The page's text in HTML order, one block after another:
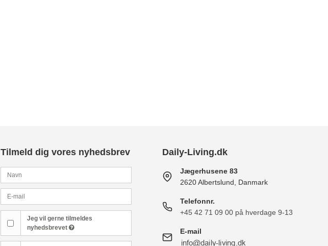
Tilmeld dig vores nyhedsbrev
Jeg vil gerne tilmeldes
nyhedsbrevet
Daily-Living.dk
Jægerhusene 83
2620 Albertslund, Danmark
Telefonnr.
+45 42 71 09 00 på hverdage 9-13
E-mail